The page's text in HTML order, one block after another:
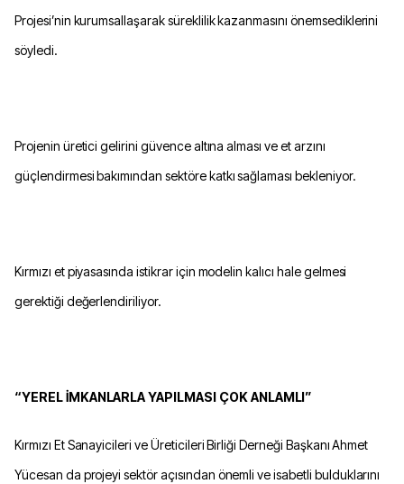
Projesi’nin kurumsallaşarak süreklilik kazanmasını önemsediklerini
söyledi.
Projenin üretici gelirini güvence altına alması ve et arzını
güçlendirmesi bakımından sektöre katkı sağlaması bekleniyor.
Kırmızı et piyasasında istikrar için modelin kalıcı hale gelmesi
gerektiği değerlendiriliyor.
“YEREL İMKANLARLA YAPILMASI ÇOK ANLAMLI”
Kırmızı Et Sanayicileri ve Üreticileri Birliği Derneği Başkanı Ahmet
Yücesan da projeyi sektör açısından önemli ve isabetli bulduklarını